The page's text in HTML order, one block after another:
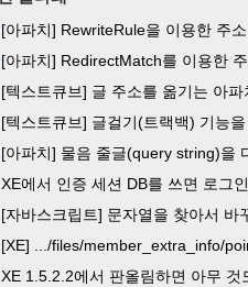
[아파치] RewriteRule을 이용한 주
[아파치] RedirectMatch를 이용한
[텍스트큐브] 글 주소를 옮기는 아
[텍스트큐브] 글걸기(트랙백) 기능
[아파치] 물음 줄글(query string)을
XE에서 인증 세션 DB를 쓰면 로그
[자바스크립트] 문자열을 찾아서
[XE] .../files/member_extra_info/
XE 1.5.2.2에서 판올림하면 아무 것